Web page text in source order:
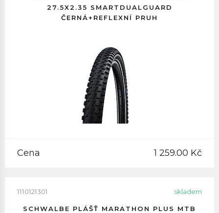
27.5X2.35 SMARTDUALGUARD
ČERNÁ+REFLEXNÍ PRUH
Cena 1 259.00 Kč
1110121301 skladem
SCHWALBE PLÁŠŤ MARATHON PLUS MTB